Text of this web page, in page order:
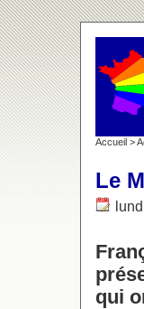
Accueil >
Le
qui